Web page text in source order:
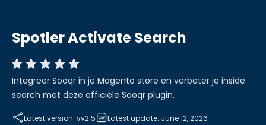
Spotler Activate Search
Integreer Sooqr in je Magento store en verbeter je inside
search met deze officiële Sooqr plugin.
Latest version: vv2.5 Latest update: June 12, 2026